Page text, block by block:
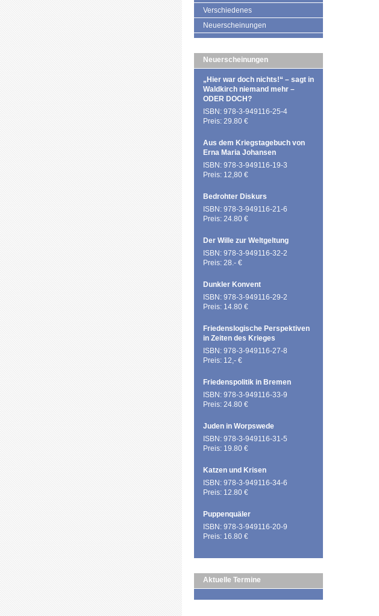
Verschiedenes
Neuerscheinungen
Neuerscheinungen
„Hier war doch nichts!“ – sagt in
Waldkirch niemand mehr –
ODER DOCH?
ISBN: 978-3-949116-25-4
Preis: 29.80 €
Aus dem Kriegstagebuch von
Erna Maria Johansen
ISBN: 978-3-949116-19-3
Preis: 12,80 €
Bedrohter Diskurs
ISBN: 978-3-949116-21-6
Preis: 24.80 €
Der Wille zur Weltgeltung
ISBN: 978-3-949116-32-2
Preis: 28.- €
Dunkler Konvent
ISBN: 978-3-949116-29-2
Preis: 14.80 €
Friedenslogische Perspektiven
in Zeiten des Krieges
ISBN: 978-3-949116-27-8
Preis: 12,- €
Friedenspolitik in Bremen
ISBN: 978-3-949116-33-9
Preis: 24.80 €
Juden in Worpswede
ISBN: 978-3-949116-31-5
Preis: 19.80 €
Katzen und Krisen
ISBN: 978-3-949116-34-6
Preis: 12.80 €
Puppenquäler
ISBN: 978-3-949116-20-9
Preis: 16.80 €
Aktuelle Termine